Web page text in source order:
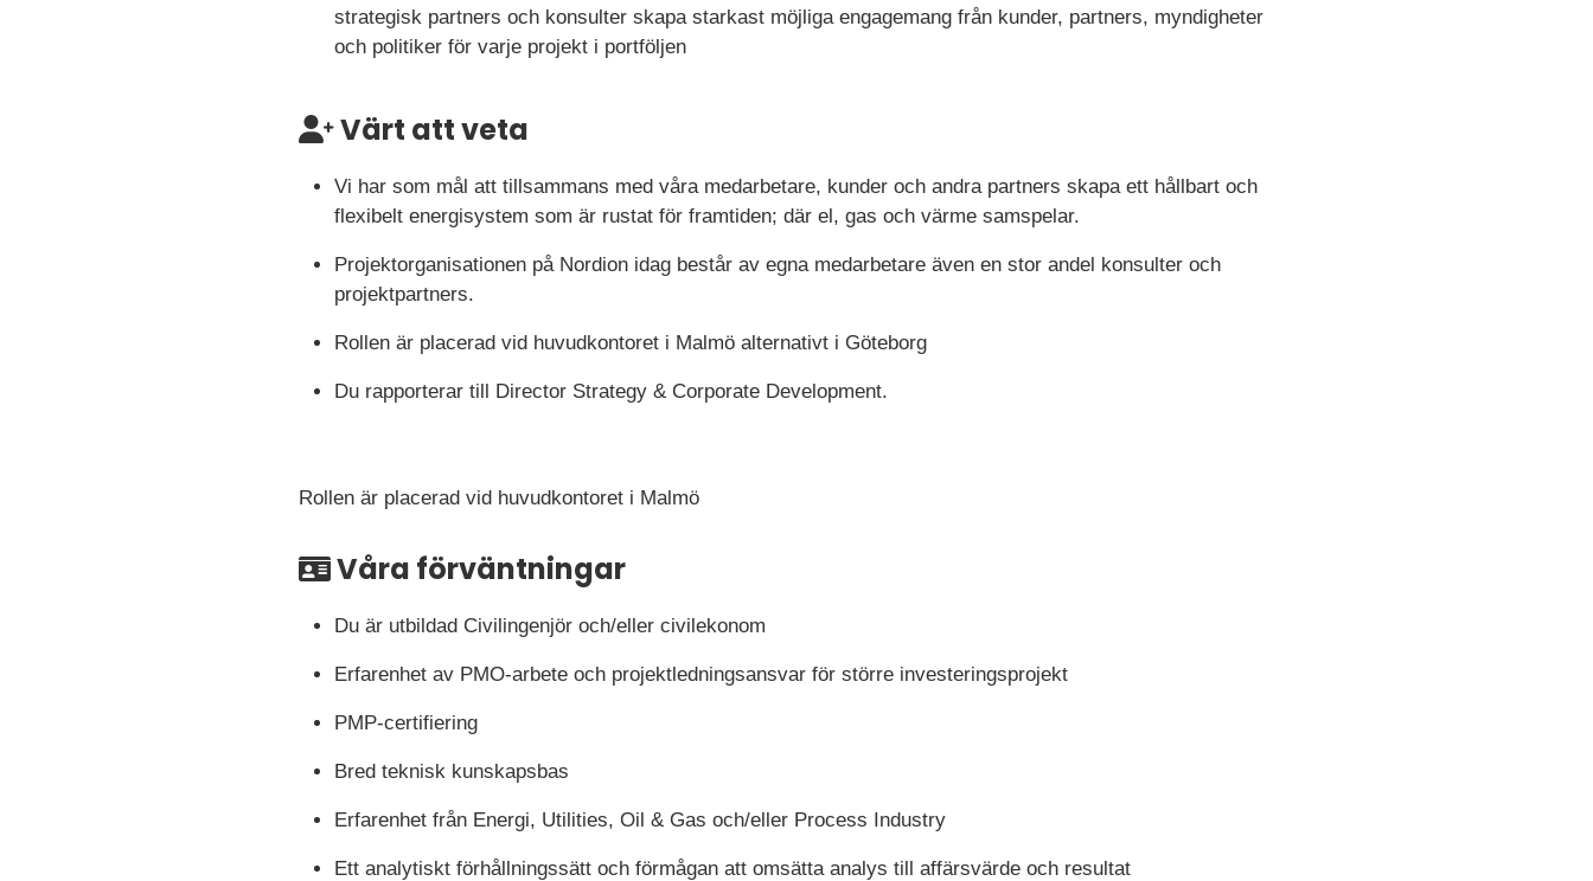
strategisk partners och konsulter skapa starkast möjliga engagemang från kunder, partners, myndigheter
och politiker för varje projekt i portföljen
Värt att veta
Vi har som mål att tillsammans med våra medarbetare, kunder och andra partners skapa ett hållbart och
flexibelt energisystem som är rustat för framtiden; där el, gas och värme samspelar.
Projektorganisationen på Nordion idag består av egna medarbetare även en stor andel konsulter och
projektpartners.
Rollen är placerad vid huvudkontoret i Malmö alternativt i Göteborg
Du rapporterar till Director Strategy & Corporate Development.
Rollen är placerad vid huvudkontoret i Malmö
Våra förväntningar
Du är utbildad Civilingenjör och/eller civilekonom
Erfarenhet av PMO-arbete och projektledningsansvar för större investeringsprojekt
PMP-certifiering
Bred teknisk kunskapsbas
Erfarenhet från Energi, Utilities, Oil & Gas och/eller Process Industry
Ett analytiskt förhållningssätt och förmågan att omsätta analys till affärsvärde och resultat